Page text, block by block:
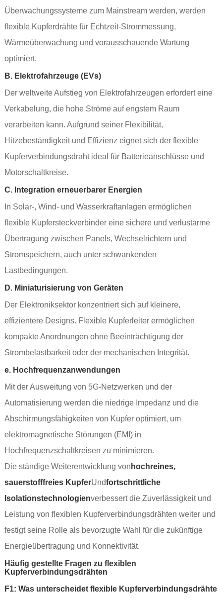
Überwachungssysteme zum Mainstream werden, werden
flexible Kupferdrähte für Echtzeit-Strommessung,
Wärmeüberwachung und vorausschauende Wartung
optimiert.
B. Elektrofahrzeuge (EVs)
Der weltweite Aufstieg von Elektrofahrzeugen erfordert eine
Verkabelung, die hohe Ströme auf engstem Raum
verarbeiten kann. Aufgrund seiner Flexibilität,
Hitzebeständigkeit und Effizienz eignet sich der flexible
Kupferverbindungsdraht ideal für Batterieanschlüsse und
Motorschaltkreise.
C. Integration erneuerbarer Energien
In Solar-, Wind- und Wasserkraftanlagen ermöglichen
flexible Kupfersteckverbinder eine sichere und verlustarme
Übertragung zwischen Panels, Wechselrichtern und
Stromspeichern, auch unter schwankenden
Lastbedingungen.
D. Miniaturisierung von Geräten
Der Elektroniksektor konzentriert sich auf kleinere,
effizientere Designs. Flexible Kupferleiter ermöglichen
kompakte Anordnungen ohne Beeinträchtigung der
Strombelastbarkeit oder der mechanischen Integrität.
e. Hochfrequenzanwendungen
Mit der Ausweitung von 5G-Netzwerken und der
Automatisierung werden die niedrige Impedanz und die
Abschirmungsfähigkeiten von Kupfer optimiert, um
elektromagnetische Störungen (EMI) in
Hochfrequenzschaltkreisen zu minimieren.
Die ständige Weiterentwicklung von hochreines,
sauerstofffreies KupferUndfortschrittliche
Isolationstechnologienverbessert die Zuverlässigkeit und
Leistung von flexiblen Kupferverbindungsdrähten weiter und
festigt seine Rolle als bevorzugte Wahl für die zukünftige
Energieübertragung und Konnektivität.
Häufig gestellte Fragen zu flexiblen
Kupferverbindungsdrähten
F1: Was unterscheidet flexible Kupferverbindungsdrähte